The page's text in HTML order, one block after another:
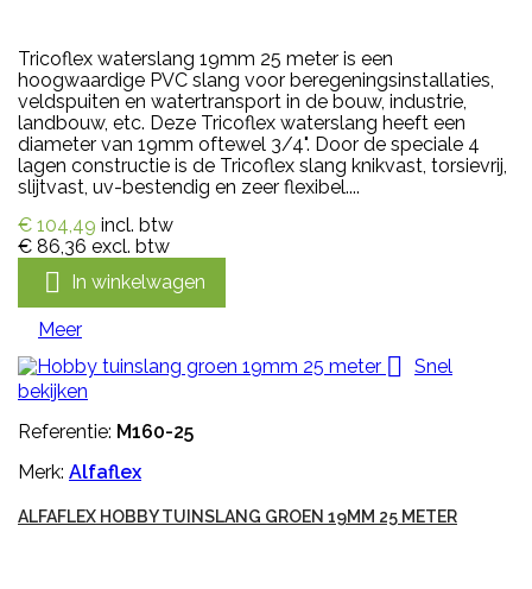
Tricoflex waterslang 19mm 25 meter is een
hoogwaardige PVC slang voor beregeningsinstallaties,
veldspuiten en watertransport in de bouw, industrie,
landbouw, etc. Deze Tricoflex waterslang heeft een
diameter van 19mm oftewel 3/4". Door de speciale 4
lagen constructie is de Tricoflex slang knikvast, torsievrij,
slijtvast, uv-bestendig en zeer flexibel....
€ 104,49 incl. btw
€ 86,36 excl. btw
 In winkelwagen
Meer

Snel
bekijken
Referentie: M160-25
Merk: Alfaflex
ALFAFLEX HOBBY TUINSLANG GROEN 19MM 25 METER